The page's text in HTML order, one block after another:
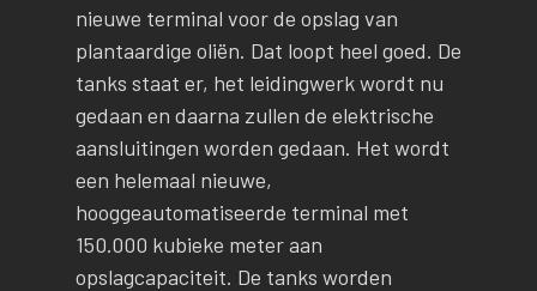
nieuwe terminal voor de opslag van
plantaardige oliën. Dat loopt heel goed. De
tanks staat er, het leidingwerk wordt nu
gedaan en daarna zullen de elektrische
aansluitingen worden gedaan. Het wordt
een helemaal nieuwe,
hooggeautomatiseerde terminal met
150.000 kubieke meter aan
opslagcapaciteit. De tanks worden